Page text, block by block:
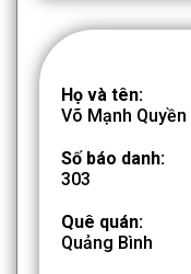
Họ và tên:
Võ Mạnh Quyền
Số báo danh:
303
Quê quán:
Quảng Bình